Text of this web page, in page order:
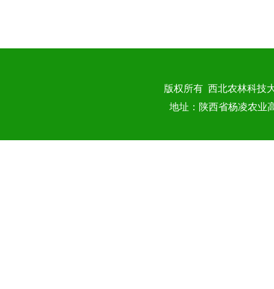
版权所有 西北农林科技
地址：陕西省杨凌农业